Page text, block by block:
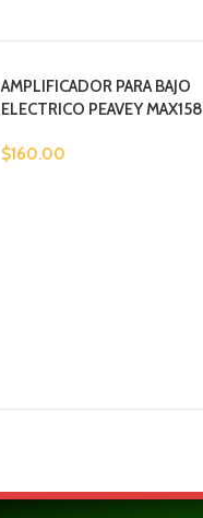
AMPLIFICADOR PARA BAJO
ELECTRICO PEAVEY MAX158
$160.00